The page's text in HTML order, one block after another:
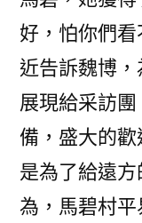
好，怕你們看
近告訴魏博
展現給采訪
備，盛大的
是為了給遠
為，馬碧村